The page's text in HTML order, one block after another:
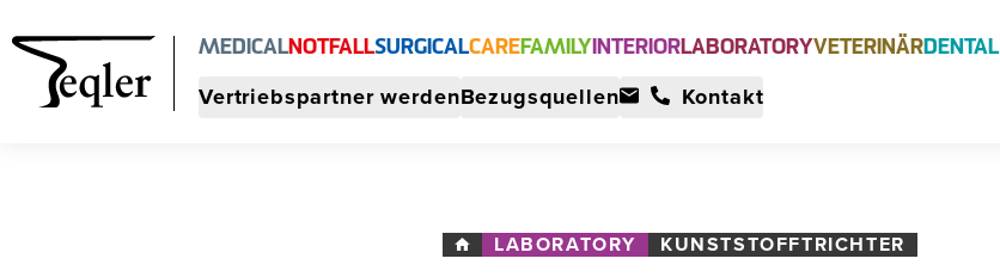
MEDICALNOTFALLSURGICALCAREFAMILYINTERIORLABORATORYVETERINÄRDENTAL
Vertriebspartner werdenBezugsquellen Kontakt
LABORATORY KUNSTSTOFFTRICHTER